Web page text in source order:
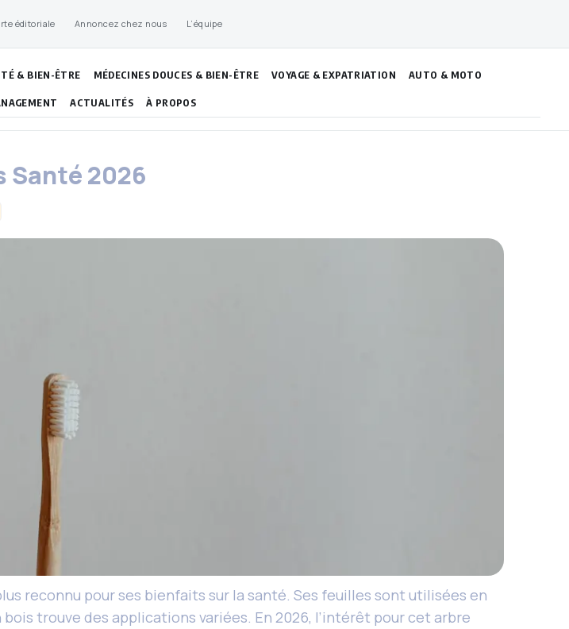
éditoriale Annoncez chez nous L’équipe
& BIEN-ÊTRE MÉDECINES DOUCES & BIEN-ÊTRE VOYAGE & EXPATRIATION AUTO & MOTO
ACTUALITÉS À PROPOS
Santé 2026
reconnu pour ses bienfaits sur la santé. Ses feuilles sont utilisées en
trouve des applications variées. En 2026, l’intérêt pour cet arbre